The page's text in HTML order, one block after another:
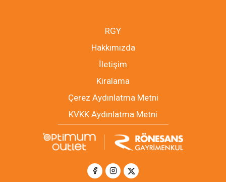
RGY
Hakkımızda
İletişim
Kiralama
Çerez Aydınlatma Metni
KVKK Aydınlatma Metni